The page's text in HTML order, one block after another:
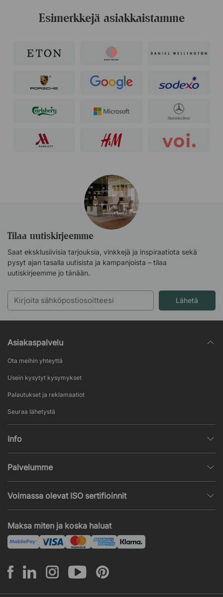
Esimerkkejä asiakkaistamme
Tilaa uutiskirjeemme
Saat eksklusiivisia tarjouksia, vinkkejä ja inspiraatiota sekä
pysyt ajan tasalla uutisista ja kampanjoista – tilaa
uutiskirjeemme jo tänään.
Lähetä
Asiakaspalvelu
Ota meihin yhteyttä
Usein kysytyt kysymykset
Palautukset ja reklamaatiot
Seuraa lähetystä
Info
Suosittuja sivuja
Palvelumme
Asennus
Maksa miten ja koska haluat
Voimassa olevat ISO sertifioinnit
ISO 14001
ISO 45001